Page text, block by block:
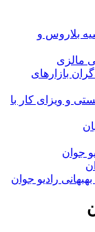
بلاروس و
مالزی
بازارهای
و ویزای کار با
جوان
رادیو جوان